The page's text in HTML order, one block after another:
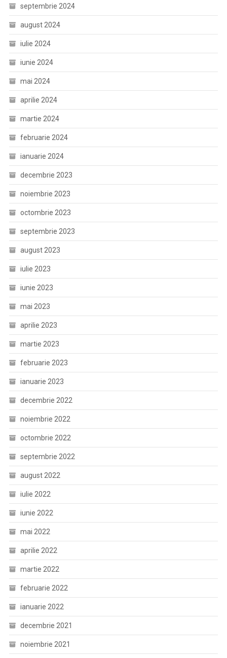
septembrie 2024
august 2024
iulie 2024
iunie 2024
mai 2024
aprilie 2024
martie 2024
februarie 2024
ianuarie 2024
decembrie 2023
noiembrie 2023
octombrie 2023
septembrie 2023
august 2023
iulie 2023
iunie 2023
mai 2023
aprilie 2023
martie 2023
februarie 2023
ianuarie 2023
decembrie 2022
noiembrie 2022
octombrie 2022
septembrie 2022
august 2022
iulie 2022
iunie 2022
mai 2022
aprilie 2022
martie 2022
februarie 2022
ianuarie 2022
decembrie 2021
noiembrie 2021